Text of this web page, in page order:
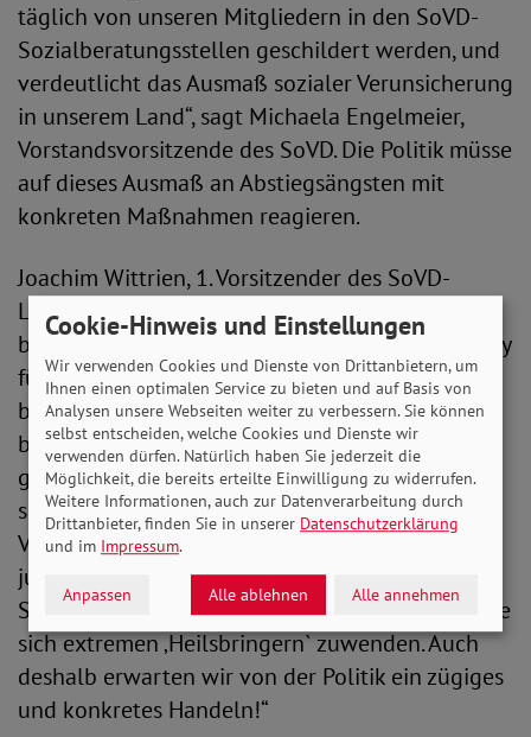
täglich von unseren Mitgliedern in den SoVD-
Sozialberatungsstellen geschildert werden, und
verdeutlicht das Ausmaß sozialer Verunsicherung
in unserem Land“, sagt Michaela Engelmeier,
Vorstandsvorsitzende des SoVD. Die Politik müsse
auf dieses Ausmaß an Abstiegsängsten mit
konkreten Maßnahmen reagieren.
Joachim Wittrien, 1. Vorsitzender des SoVD-
Landesverbands Bremen pflichtet ihr bei: "Wir
benötigen keine Vorschläge der Wirtschaftslobby
für die Finanzierung unseres Sozialstaats – wir
brauchen passgenaue Gesetze! Dazu gehören
beispielsweise ein erhöhter Mindestlohn,
gezieltere Investitionen in den Bildungsbereich
sowie in verlässliche Rahmenbedingungen zur
Vereinbarkeit von Familie und Beruf. Gerade
junge Menschen brauchen in der heutigen Zeit
Sicherheit. Damit können wir verhindern, dass sie
sich extremen ‚Heilsbringern` zuwenden. Auch
deshalb erwarten wir von der Politik ein zügiges
und konkretes Handeln!“
Cookie-Hinweis und Einstellungen
Wir verwenden Cookies und Dienste von Drittanbietern, um
Ihnen einen optimalen Service zu bieten und auf Basis von
Analysen unsere Webseiten weiter zu verbessern. Sie können
selbst entscheiden, welche Cookies und Dienste wir
verwenden dürfen. Natürlich haben Sie jederzeit die
Möglichkeit, die bereits erteilte Einwilligung zu widerrufen.
Weitere Informationen, auch zur Datenverarbeitung durch
Drittanbieter, finden Sie in unserer Datenschutzerklärung
und im Impressum.
Anpassen Alle ablehnen Alle annehmen